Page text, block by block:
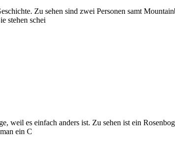
Zu sehen sind zwei Personen samt
stehen schei
es einfach anders ist. Zu sehen ist ein
ein C